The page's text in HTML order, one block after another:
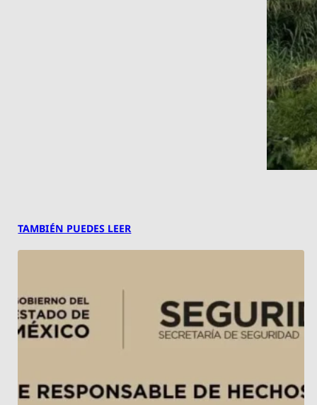
TAMBIÉN PUEDES LEER